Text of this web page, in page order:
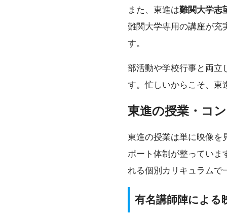
また、東進は難関大学志
難関大学専用の講座が充
す。
部活動や学校行事と両立
す。忙しいからこそ、東
東進の授業・コ
東進の授業は単に映像を
ポート体制が整っていま
れる個別カリキュラムで
有名講師陣による